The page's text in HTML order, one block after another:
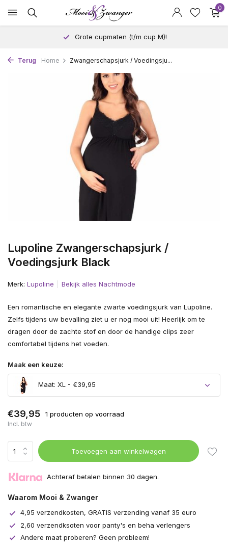
0
Grote cupmaten (t/m cup M)!
Terug Home Zwangerschapsjurk / Voedingsju...
Lupoline Zwangerschapsjurk /
Voedingsjurk Black
Merk: Lupoline Bekijk alles Nachtmode
Een romantische en elegante zwarte voedingsjurk van Lupoline.
Zelfs tijdens uw bevalling ziet u er nog mooi uit! Heerlijk om te
dragen door de zachte stof en door de handige clips zeer
comfortabel tijdens het voeden.
Maak een keuze:
Maat: XL - €39,95
Uitverkocht
€39,95 1 producten op voorraad
Incl. btw
Toevoegen aan winkelwagen
Achteraf betalen binnen 30 dagen.
Waarom Mooi & Zwanger
4,95 verzendkosten, GRATIS verzending vanaf 35 euro
2,60 verzendksoten voor panty's en beha verlengers
Andere maat proberen? Geen probleem!